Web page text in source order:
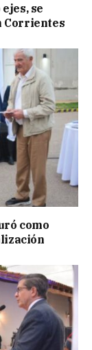
se
Corrientes
como